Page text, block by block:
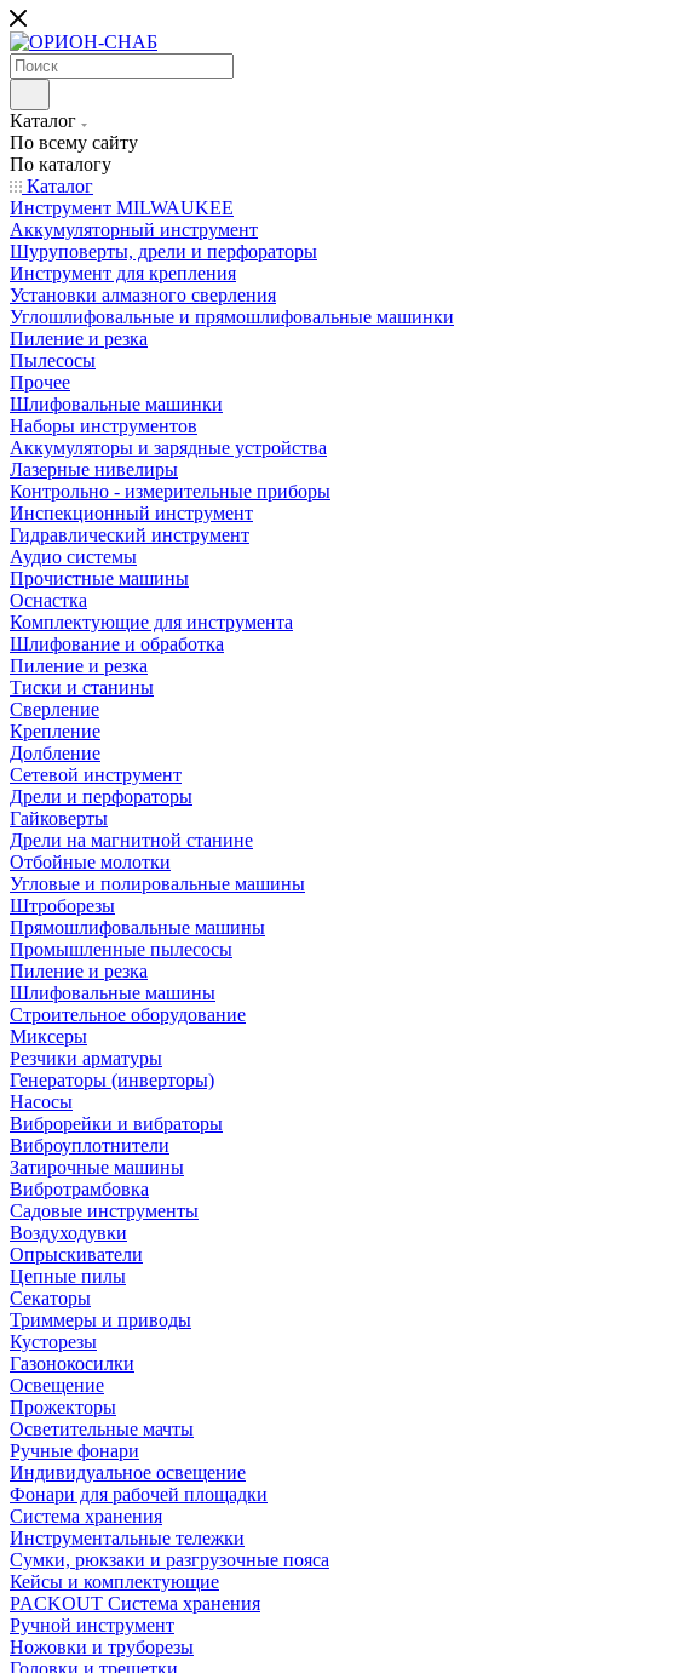
Каталог
По всему сайту
По каталогу
Каталог
Инструмент MILWAUKEE
Аккумуляторный инструмент
Шуруповерты, дрели и перфораторы
Инструмент для крепления
Установки алмазного сверления
Углошлифовальные и прямошлифовальные машинки
Пиление и резка
Пылесосы
Прочее
Шлифовальные машинки
Наборы инструментов
Аккумуляторы и зарядные устройства
Лазерные нивелиры
Контрольно - измерительные приборы
Инспекционный инструмент
Гидравлический инструмент
Аудио системы
Прочистные машины
Оснастка
Комплектующие для инструмента
Шлифование и обработка
Пиление и резка
Тиски и станины
Сверление
Крепление
Долбление
Сетевой инструмент
Дрели и перфораторы
Гайковерты
Дрели на магнитной станине
Отбойные молотки
Угловые и полировальные машины
Штроборезы
Прямошлифовальные машины
Промышленные пылесосы
Пиление и резка
Шлифовальные машины
Строительное оборудование
Миксеры
Резчики арматуры
Генераторы (инверторы)
Насосы
Виброрейки и вибраторы
Виброуплотнители
Затирочные машины
Вибротрамбовка
Садовые инструменты
Воздуходувки
Опрыскиватели
Цепные пилы
Секаторы
Триммеры и приводы
Кусторезы
Газонокосилки
Освещение
Прожекторы
Осветительные мачты
Ручные фонари
Индивидуальное освещение
Фонари для рабочей площадки
Система хранения
Инструментальные тележки
Сумки, рюкзаки и разгрузочные пояса
Кейсы и комплектующие
PACKOUT Система хранения
Ручной инструмент
Ножовки и труборезы
Головки и трещетки